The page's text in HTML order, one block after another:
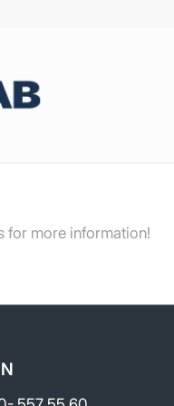
for more information!